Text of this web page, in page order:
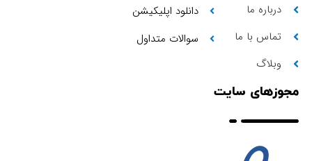
درباره ما
تماس با ما
وبلاگ
دانلود اپلیکیشن
سوالات متداول
مجوزهای سایت